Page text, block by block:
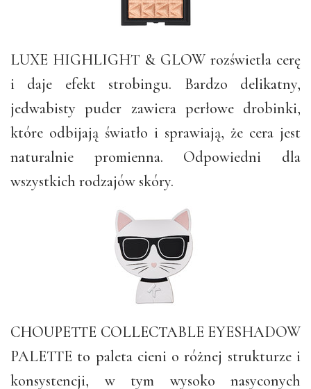
LUXE HIGHLIGHT & GLOW rozświetla cerę
i daje efekt strobingu. Bardzo delikatny,
jedwabisty puder zawiera perłowe drobinki,
które odbijają światło i sprawiają, że cera jest
naturalnie promienna. Odpowiedni dla
wszystkich rodzajów skóry.
CHOUPETTE COLLECTABLE EYESHADOW
PALETTE to paleta cieni o różnej strukturze i
konsystencji, w tym wysoko nasyconych